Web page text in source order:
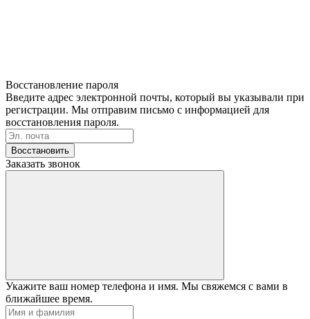
Восстановление пароля
Введите адрес электронной почты, который вы указывали при
регистрации. Мы отправим письмо с информацией для
восстановления пароля.
Восстановить
Заказать звонок
Укажите ваш номер телефона и имя. Мы свяжемся с вами в
ближайшее время.